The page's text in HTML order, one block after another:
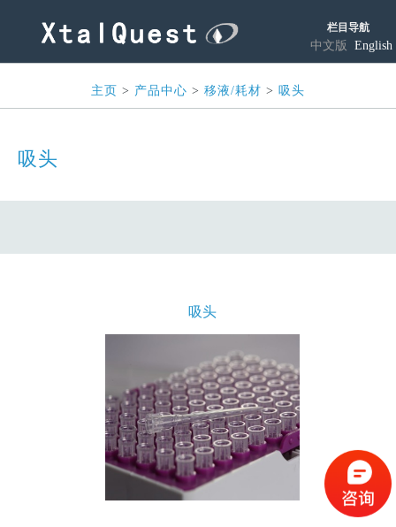
栏目导航
中文版 English
主页 > 产品中心 > 移液/耗材 > 吸头
吸头
吸头